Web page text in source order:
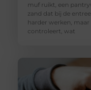
muf ruikt, een
zand dat bij de
harder werken,
controleert, wat